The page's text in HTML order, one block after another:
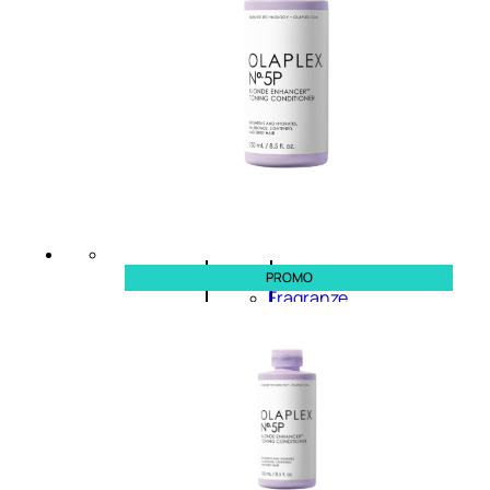
Fragranze
Donna
L’OCCITANE
FIORI
Valutato
PROMO